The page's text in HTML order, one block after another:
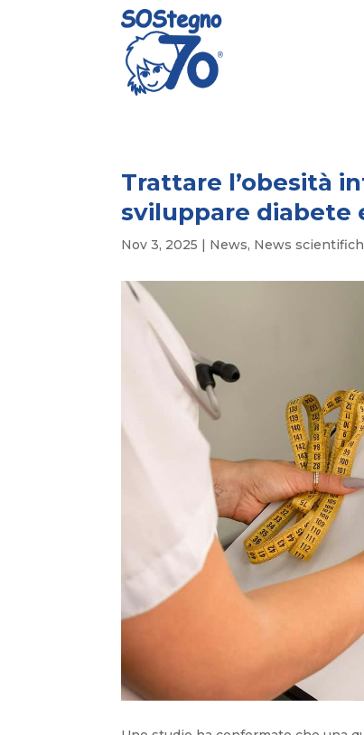
Trattare l’obesità
sviluppare diabete
Nov 3, 2025 | News, News